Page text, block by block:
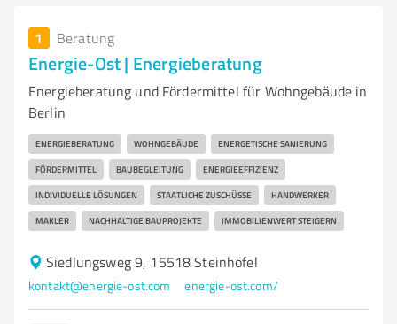
1 Beratung
Energie-Ost | Energieberatung
Energieberatung und Fördermittel für Wohngebäude in
Berlin
ENERGIEBERATUNG WOHNGEBÄUDE ENERGETISCHE SANIERUNG
FÖRDERMITTEL BAUBEGLEITUNG ENERGIEEFFIZIENZ
INDIVIDUELLE LÖSUNGEN STAATLICHE ZUSCHÜSSE HANDWERKER
MAKLER NACHHALTIGE BAUPROJEKTE IMMOBILIENWERT STEIGERN
Siedlungsweg 9, 15518 Steinhöfel
kontakt@energie-ost.com energie-ost.com/